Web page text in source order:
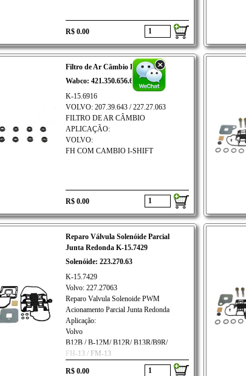
R$ 0.00
Filtro de Ar Câmbio K-15.6916
Wabco: 421.350.656.6
K-15.6916
VOLVO: 207.39.643 / 227.27.063
FILTRO DE AR CÂMBIO
APLICAÇÃO:
VOLVO:
FH COM CAMBIO I-SHIFT
R$ 0.00
Reparo Válvula Solenóide Parcial
Junta Redonda K-15.7429
Solenóide: 223.270.63
K-15.7429
Volvo: 227.27063
Reparo Valvula Solenoide PWM
Acionamento Parcial Junta Redonda
Aplicação:
Volvo
B12B / B-12M/ B12R/ B13R/B9R/
FH-13 / FM-13
R$ 0.00